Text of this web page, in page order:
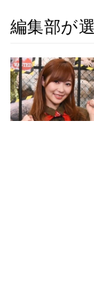
編集部が